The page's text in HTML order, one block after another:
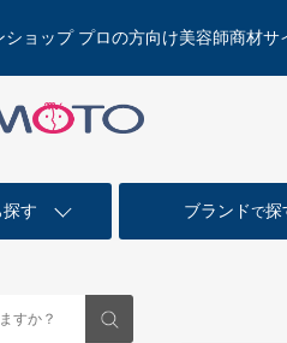
ョップ プロの方向け美容師商材サ
探す ブランドで探